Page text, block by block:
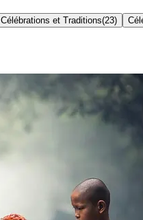
Célébrations et Traditions(23)